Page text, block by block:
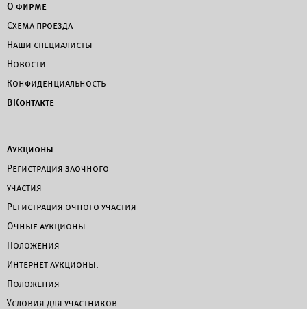
О фирме
Схема проезда
Наши специалисты
Новости
Конфиденциальность
ВКонтакте
Аукционы
Регистрация заочного
участия
Регистрация очного участия
Очные аукционы.
Положения
Интернет аукционы.
Положения
Условия для участников